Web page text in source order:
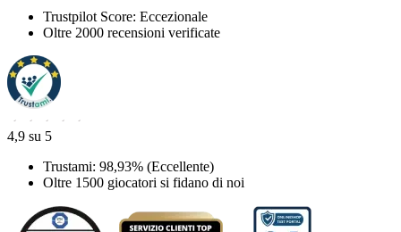
Trustpilot Score: Eccezionale
Oltre 2000 recensioni verificate
4,9 su 5
Trustami: 98,93% (Eccellente)
Oltre 1500 giocatori si fidano di noi